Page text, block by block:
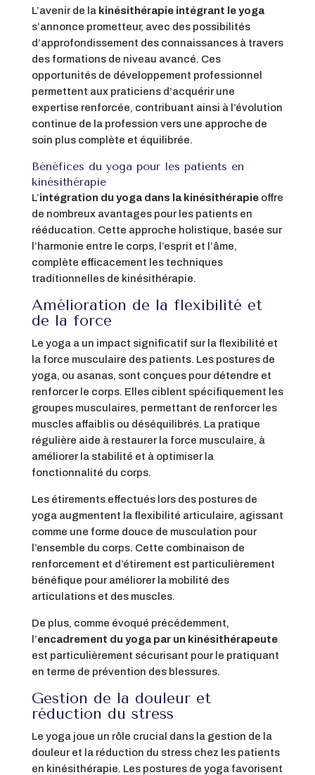
L’avenir de la kinésithérapie intégrant le yoga
s’annonce prometteur, avec des possibilités
d’approfondissement des connaissances à travers
des formations de niveau avancé. Ces
opportunités de développement professionnel
permettent aux praticiens d’acquérir une
expertise renforcée, contribuant ainsi à l’évolution
continue de la profession vers une approche de
soin plus complète et équilibrée.
Bénéfices du yoga pour les patients en
kinésithérapie
L’intégration du yoga dans la kinésithérapieoffre
de nombreux avantages pour les patients en
rééducation. Cette approche holistique, basée sur
l’harmonie entre le corps, l’esprit et l’âme,
complète efficacement les techniques
traditionnelles de kinésithérapie.
Amélioration de la flexibilité et
de la force
Le yoga a un impact significatif sur la flexibilité et
la force musculaire des patients. Les postures de
yoga, ou asanas, sont conçues pour détendre et
renforcer le corps. Elles ciblent spécifiquement les
groupes musculaires, permettant de renforcer les
muscles affaiblis ou déséquilibrés. La pratique
régulière aide à restaurer la force musculaire, à
améliorer la stabilité et à optimiser la
fonctionnalité du corps.
Les étirements effectués lors des postures de
yoga augmentent la flexibilité articulaire, agissant
comme une forme douce de musculation pour
l’ensemble du corps. Cette combinaison de
renforcement et d’étirement est particulièrement
bénéfique pour améliorer la mobilité des
articulations et des muscles.
De plus, comme évoqué précédemment,
l’encadrement du yoga par un kinésithérapeute
est particulièrement sécurisant pour le pratiquant
en terme de prévention des blessures.
Gestion de la douleur et
réduction du stress
Le yoga joue un rôle crucial dans la gestion de la
douleur et la réduction du stress chez les patients
en kinésithérapie. Les postures de yoga favorisent